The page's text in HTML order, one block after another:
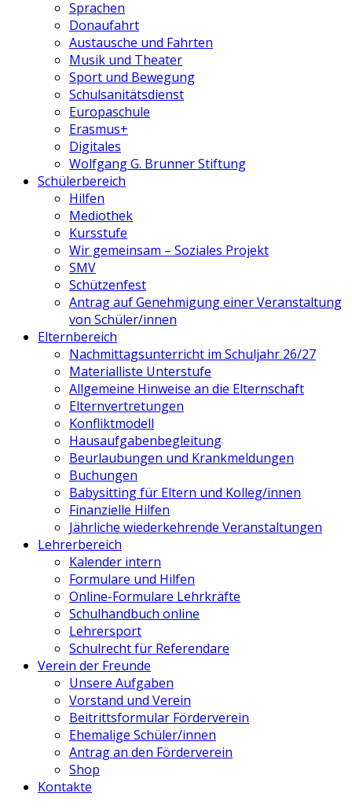
Sprachen
Donaufahrt
Austausche und Fahrten
Musik und Theater
Sport und Bewegung
Schulsanitätsdienst
Europaschule
Erasmus+
Digitales
Wolfgang G. Brunner Stiftung
Schülerbereich
Hilfen
Mediothek
Kursstufe
Wir gemeinsam – Soziales Projekt
SMV
Schützenfest
Antrag auf Genehmigung einer Veranstaltung
von Schüler/innen
Elternbereich
Nachmittagsunterricht im Schuljahr 26/27
Materialliste Unterstufe
Allgemeine Hinweise an die Elternschaft
Elternvertretungen
Konfliktmodell
Hausaufgabenbegleitung
Beurlaubungen und Krankmeldungen
Buchungen
Babysitting für Eltern und Kolleg/innen
Finanzielle Hilfen
Jährliche wiederkehrende Veranstaltungen
Lehrerbereich
Kalender intern
Formulare und Hilfen
Online-Formulare Lehrkräfte
Schulhandbuch online
Lehrersport
Schulrecht für Referendare
Verein der Freunde
Unsere Aufgaben
Vorstand und Verein
Beitrittsformular Förderverein
Ehemalige Schüler/innen
Antrag an den Förderverein
Shop
Kontakte